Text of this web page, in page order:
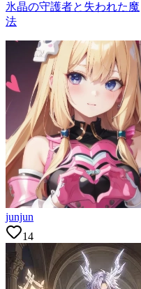
氷晶の守護者と失われた魔
法
junjun
14